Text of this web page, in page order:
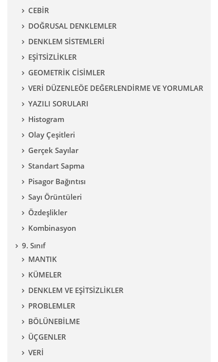
CEBİR
DOĞRUSAL DENKLEMLER
DENKLEM SİSTEMLERİ
EŞİTSİZLİKLER
GEOMETRİK CİSİMLER
VERİ DÜZENLEÖE DEĞERLENDİRME VE YORUMLAR
YAZILI SORULARI
Histogram
Olay Çeşitleri
Gerçek Sayılar
Standart Sapma
Pisagor Bağıntısı
Sayı Örüntüleri
Özdeşlikler
Kombinasyon
9. Sınıf
MANTIK
KÜMELER
DENKLEM VE EŞİTSİZLİKLER
PROBLEMLER
BÖLÜNEBİLME
ÜÇGENLER
VERİ